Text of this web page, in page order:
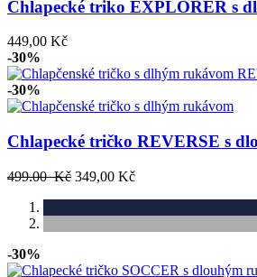
Chlapecké triko EXPLORER s
449,00 Kč
-30%
-30%
Chlapecké tričko REVERSE s
499.00 Kč 349,00 Kč
-30%